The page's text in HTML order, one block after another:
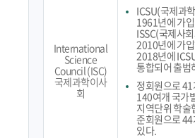
International
Science
Council (ISC)
국제과학이사
회
ICSU(국제과
1961년에 가
ISSC(국제사
2010년에 가
2018년에
통합되어 출범
정회원으로
140여개 국가
지역단위 학술
준회원으로 44
있다.